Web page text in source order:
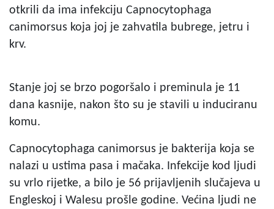
otkrili da ima infekciju Capnocytophaga
canimorsus koja joj je zahvatila bubrege, jetru i
krv.
Stanje joj se brzo pogoršalo i preminula je 11
dana kasnije, nakon što su je stavili u induciranu
komu.
Capnocytophaga canimorsus je bakterija koja se
nalazi u ustima pasa i mačaka. Infekcije kod ljudi
su vrlo rijetke, a bilo je 56 prijavljenih slučajeva u
Engleskoj i Walesu prošle godine. Većina ljudi ne